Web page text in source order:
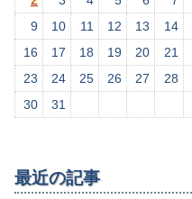
9
10 11 12 13 14
16
17 18 19 20 21
23
24 25 26 27 28
30
31
最近の記事